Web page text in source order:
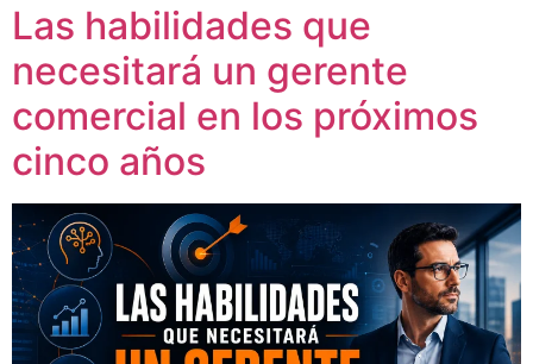
Las habilidades que
necesitará un gerente
comercial en los próximos
cinco años